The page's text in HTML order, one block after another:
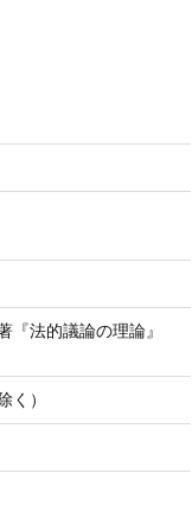
『法的議論の理論』
く）